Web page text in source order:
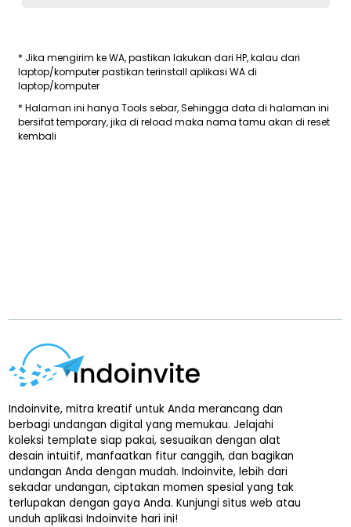
* Jika mengirim ke WA, pastikan lakukan dari HP, kalau dari
laptop/komputer pastikan terinstall aplikasi WA di
laptop/komputer
* Halaman ini hanya Tools sebar, Sehingga data di halaman ini
bersifat temporary, jika di reload maka nama tamu akan di reset
kembali
Indoinvite, mitra kreatif untuk Anda merancang dan
berbagi undangan digital yang memukau. Jelajahi
koleksi template siap pakai, sesuaikan dengan alat
desain intuitif, manfaatkan fitur canggih, dan bagikan
undangan Anda dengan mudah. Indoinvite, lebih dari
sekadar undangan, ciptakan momen spesial yang tak
terlupakan dengan gaya Anda. Kunjungi situs web atau
unduh aplikasi Indoinvite hari ini!